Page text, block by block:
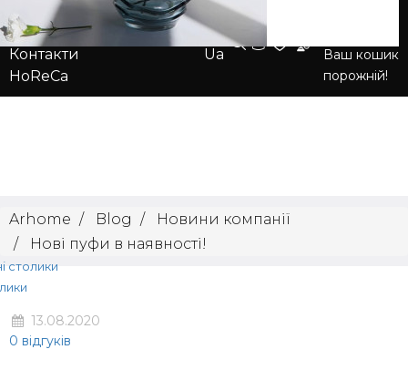
Про нас
Контакти
HoReCa
Ru
Ua
Ваш кошик
порожній!
столики
столики
Arhome Blog
Новини компанії
Нові пуфи в наявності!
13.08.2020
0 відгуків